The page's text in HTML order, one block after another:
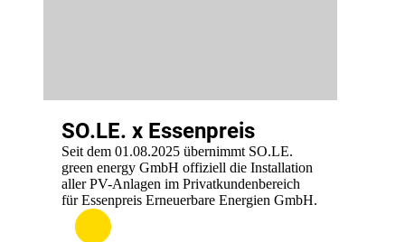
SO.LE. x Essenpreis
Seit dem 01.08.2025 übernimmt SO.LE.
green energy GmbH offiziell die Installation
aller PV-Anlagen im Privatkundenbereich
für Essenpreis Erneuerbare Energien GmbH.
.:
SO.LE.